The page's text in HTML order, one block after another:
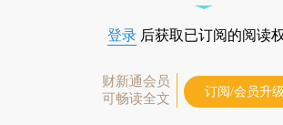
登录 后获取已订阅的阅读
财新通会员
可畅读全文
订阅/会员升级